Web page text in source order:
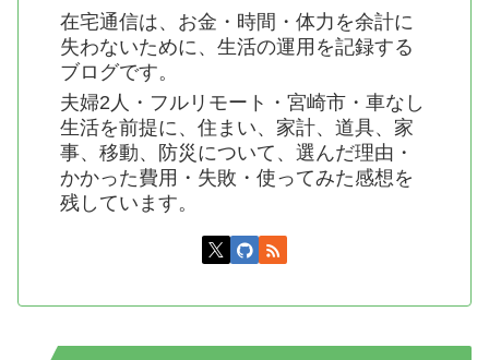
在宅通信は、お金・時間・体力を余計に
失わないために、生活の運用を記録する
ブログです。
夫婦2人・フルリモート・宮崎市・車なし
生活を前提に、住まい、家計、道具、家
事、移動、防災について、選んだ理由・
かかった費用・失敗・使ってみた感想を
残しています。